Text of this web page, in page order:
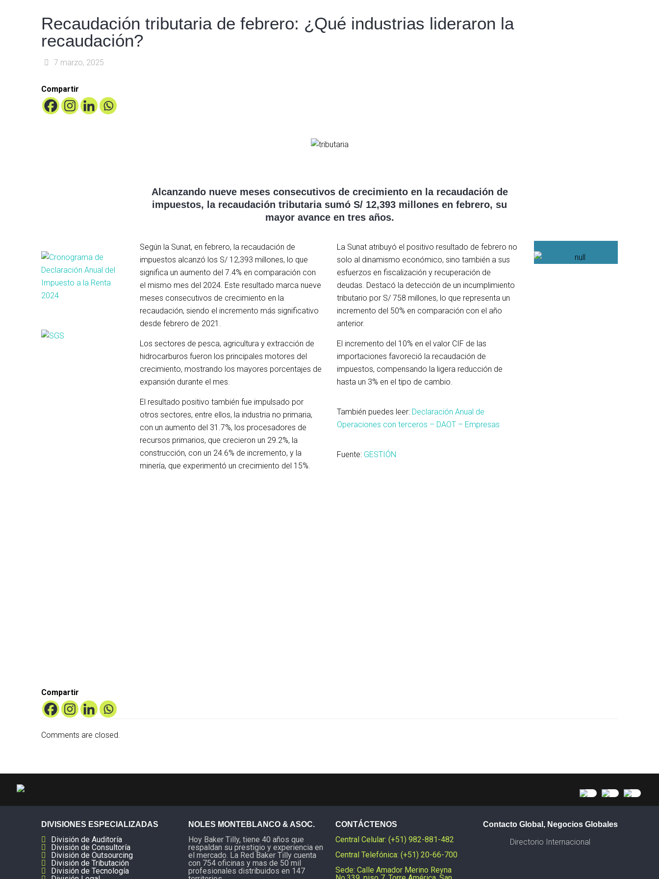
Recaudación tributaria de febrero: ¿Qué industrias lideraron la
recaudación?
7 marzo, 2025
Compartir
Alcanzando nueve meses consecutivos de crecimiento en la recaudación de
impuestos, la recaudación tributaria sumó S/ 12,393 millones en febrero, su
mayor avance en tres años.
Según la Sunat, en febrero, la recaudación de
impuestos alcanzó los S/ 12,393 millones, lo que
significa un aumento del 7.4% en comparación con
el mismo mes del 2024. Este resultado marca nueve
meses consecutivos de crecimiento en la
recaudación, siendo el incremento más significativo
desde febrero de 2021.
Los sectores de pesca, agricultura y extracción de
hidrocarburos fueron los principales motores del
crecimiento, mostrando los mayores porcentajes de
expansión durante el mes.
El resultado positivo también fue impulsado por
otros sectores, entre ellos, la industria no primaria,
con un aumento del 31.7%, los procesadores de
recursos primarios, que crecieron un 29.2%, la
construcción, con un 24.6% de incremento, y la
minería, que experimentó un crecimiento del 15%.
La Sunat atribuyó el positivo resultado de febrero no
solo al dinamismo económico, sino también a sus
esfuerzos en fiscalización y recuperación de
deudas. Destacó la detección de un incumplimiento
tributario por S/ 758 millones, lo que representa un
incremento del 50% en comparación con el año
anterior.
El incremento del 10% en el valor CIF de las
importaciones favoreció la recaudación de
impuestos, compensando la ligera reducción de
hasta un 3% en el tipo de cambio.
También puedes leer: Declaración Anual de
Operaciones con terceros – DAOT – Empresas
Fuente: GESTIÓN
Compartir
Comments are closed.
DIVISIONES ESPECIALIZADAS
División de Auditoría
División de Consultoría
División de Outsourcing
División de Tributación
División de Tecnología
NOLES MONTEBLANCO & ASOC.
Hoy Baker Tilly, tiene 40 años que
respaldan su prestigio y experiencia en
el mercado. La Red Baker Tilly cuenta
con 754 oficinas y mas de 50 mil
profesionales distribuidos en 147
CONTÁCTENOS
Central Celular: (+51) 982-881-482
Central Telefónica: (+51) 20-66-700
Sede: Calle Amador Merino Reyna
Contacto Global, Negocios Globales
Directorio Internacional